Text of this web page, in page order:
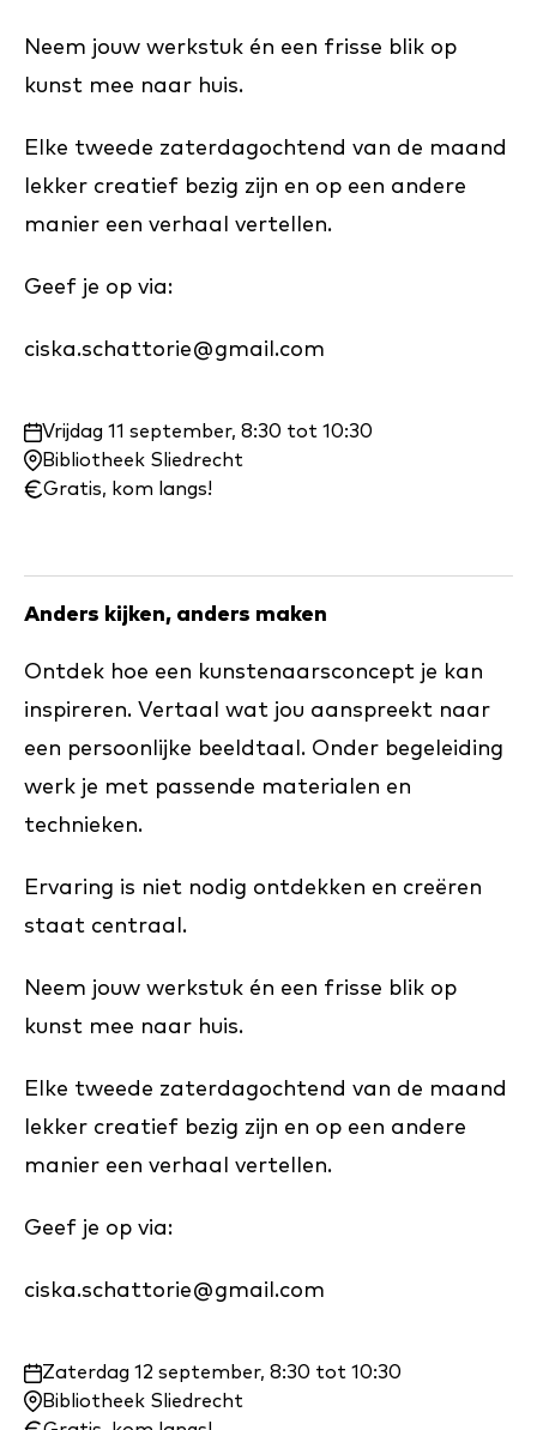
Neem jouw werkstuk én een frisse blik op
kunst mee naar huis.
Elke tweede zaterdagochtend van de maand
lekker creatief bezig zijn en op een andere
manier een verhaal vertellen.
Geef je op via:
ciska.schattorie@gmail.com
Waar
en
wanneer:
Vrijdag 11 september, 8:30 tot 10:30
Bibliotheek Sliedrecht
Gratis, kom langs!
Anders kijken, anders maken
Ontdek hoe een kunstenaarsconcept je kan
inspireren. Vertaal wat jou aanspreekt naar
een persoonlijke beeldtaal. Onder begeleiding
werk je met passende materialen en
technieken.
Ervaring is niet nodig ontdekken en creëren
staat centraal.
Neem jouw werkstuk én een frisse blik op
kunst mee naar huis.
Elke tweede zaterdagochtend van de maand
lekker creatief bezig zijn en op een andere
manier een verhaal vertellen.
Geef je op via:
ciska.schattorie@gmail.com
Waar
en
Zaterdag 12 september, 8:30 tot 10:30
Bibliotheek Sliedrecht